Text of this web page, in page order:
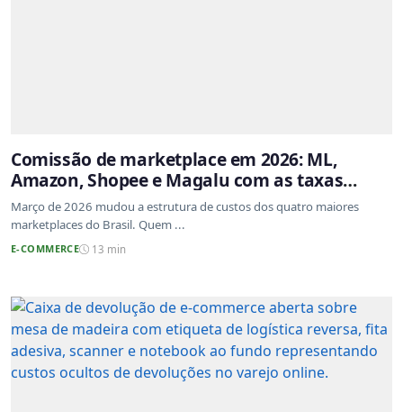
Comissão de marketplace em 2026: ML,
Amazon, Shopee e Magalu com as taxas
atualizadas
Março de 2026 mudou a estrutura de custos dos quatro maiores
marketplaces do Brasil. Quem ...
E-COMMERCE 13 min